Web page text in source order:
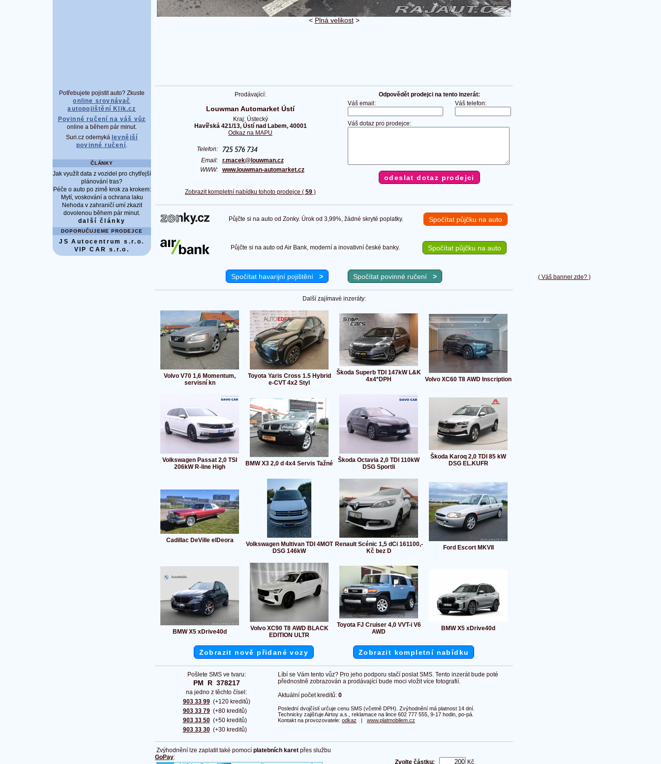
( Váš banner zde? )
Potřebujete pojistit auto? Zkuste
online srovnávač
autopojištění Klik.cz
Povinné ručení na váš vůz
online a během pár minut.
Suri.cz odemyká levnější
povinné ručení.
ČLÁNKY
Jak využít data z vozidel pro chytřejší
plánování tras?
Péče o auto po zimě krok za krokem:
Mytí, voskování a ochrana laku
Nehoda v zahraničí umí zkazit
dovolenou během pár minut.
další články
DOPORUČUJEME PRODEJCE
JS Autocentrum s.r.o.
VIP CAR s.r.o.
< Plná velikost>
Prodávající:
Louwman Automarket Ústí
Kraj: Ústecký
Havířská 421/13, Ústí nad Labem, 40001
Odkaz na MAPU
Telefon:
Email: r.macek@louwman.cz
WWW: www.louwman-automarket.cz
Zobrazit kompletní nabídku tohoto prodejce ( 59 )
Odpovědět prodejci na tento inzerát:
Váš email:
Váš telefon:
Váš dotaz pro prodejce:
Půjčte si na auto od Zonky. Úrok od 3,99%, žádné skryté poplatky. Spočítat půjčku na auto
Půjčte si na auto od Air Bank, moderní a inovativní české banky. Spočítat půjčku na auto
Spočítat havarijní pojištění > Spočítat povinné ručení >
Další zajímavé inzeráty:
Volvo V70 1,6 Momentum,
servisní kn
Toyota Yaris Cross 1.5 Hybrid
e-CVT 4x2 Styl
Škoda Superb TDI 147kW L&K
4x4*DPH
Volvo XC60 T8 AWD Inscription
Volkswagen Passat 2,0 TSI
206kW R-line High
BMW X3 2,0 d 4x4 Servis Tažné
Škoda Octavia 2,0 TDI 110kW
DSG Sportli
Škoda Karoq 2,0 TDI 85 kW
DSG EL.KUFR
Cadillac DeVille elDeora
Volkswagen Multivan TDI 4MOT
DSG 146kW
Renault Scénic 1,5 dCi 161100,-
Kč bez D
Ford Escort MKVII
BMW X5 xDrive40d
Volvo XC90 T8 AWD BLACK
EDITION ULTR
Toyota FJ Cruiser 4,0 VVT-i V6
AWD
BMW X5 xDrive40d
Zobrazit nově přidané vozy Zobrazit kompletní nabídku
Pošlete SMS ve tvaru:
PM  R  378217
na jedno z těchto čísel:
903 33 99
903 33 79
903 33 50
903 33 30
(+120 kreditů)
(+80 kreditů)
(+50 kreditů)
(+30 kreditů)
Líbí se Vám tento vůz? Pro jeho podporu stačí poslat SMS. Tento inzerát bude poté
přednostně zobrazován a prodávající bude moci vložit více fotografií.
Aktuální počet kreditů: 0
Poslední dvojčíslí určuje cenu SMS (včetně DPH). Zvýhodnění má platnost 14 dní.
Technicky zajišťuje Airtoy a.s., reklamace na lince 602 777 555, 9-17 hodin, po-pá.
Kontakt na provozovatele: odkaz | www.platmobilem.cz
Zvýhodnění lze zaplatit také pomocí platebních karet přes službu
GoPay:
Zvolte částku: Kč